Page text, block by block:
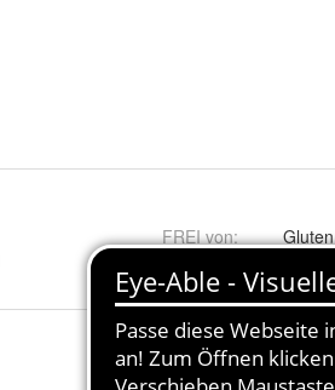
FREI von: Gluten